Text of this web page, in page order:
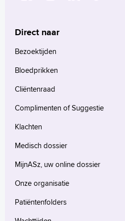
Direct naar
Bezoektijden
Bloedprikken
Cliëntenraad
Complimenten of Suggestie
Klachten
Medisch dossier
MijnASz, uw online dossier
Onze organisatie
Patiëntenfolders